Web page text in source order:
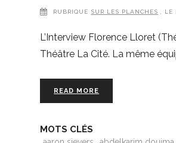
RUBRIQUE SUR LES PLANCHES ,
L’Interview Florence Lloret
Théâtre La Cité. La même
READ MORE
MOTS CLÉS